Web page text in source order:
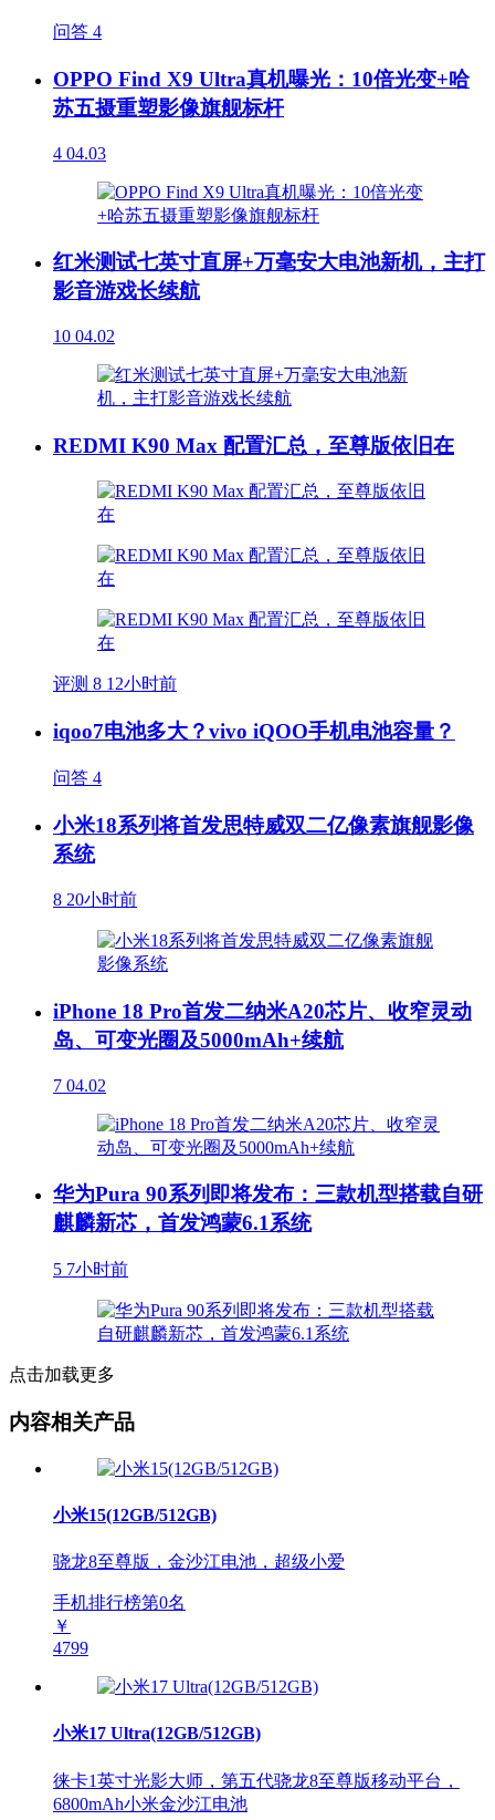
问答 4
OPPO Find X9 Ultra真机曝光：10倍光变+哈
苏五摄重塑影像旗舰标杆
4 04.03
红米测试七英寸直屏+万毫安大电池新机，主打
影音游戏长续航
10 04.02
REDMI K90 Max 配置汇总，至尊版依旧在
评测 8 12小时前
iqoo7电池多大？vivo iQOO手机电池容量？
问答 4
小米18系列将首发思特威双二亿像素旗舰影像
系统
8 20小时前
iPhone 18 Pro首发二纳米A20芯片、收窄灵动
岛、可变光圈及5000mAh+续航
7 04.02
华为Pura 90系列即将发布：三款机型搭载自研
麒麟新芯，首发鸿蒙6.1系统
5 7小时前
点击加载更多
内容相关产品
小米15(12GB/512GB)
骁龙8至尊版，金沙江电池，超级小爱
手机排行榜第0名
￥
4799
小米17 Ultra(12GB/512GB)
徕卡1英寸光影大师，第五代骁龙8至尊版移动平台，
6800mAh小米金沙江电池